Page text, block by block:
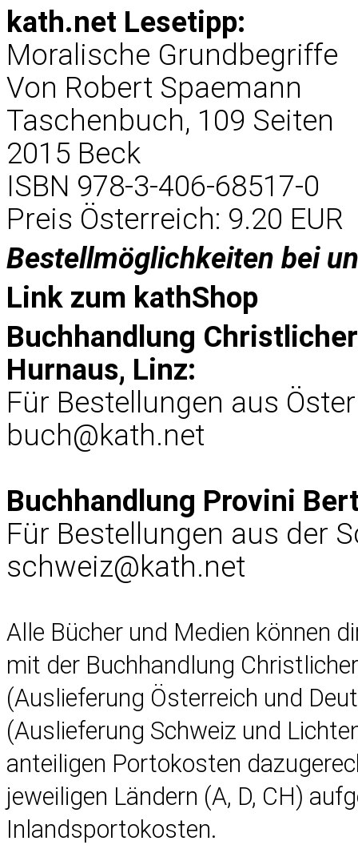
kath.net Lesetipp:
Moralische Grundbegriffe
Von Robert Spaemann
Taschenbuch, 109 Seiten
2015 Beck
ISBN 978-3-406-68517-0
Preis Österreich: 9.20 EUR
Bestellmöglichkeiten bei
Link zum kathShop
Buchhandlung
Hurnaus, Linz:
Für Bestellungen aus
buch@kath.net
Buchhandlung Provini
Für Bestellungen aus der
schweiz@kath.net
Alle Bücher und Medien können
mit der Buchhandlung
(Auslieferung Österreich und
(Auslieferung Schweiz und
anteiligen Portokosten
jeweiligen Ländern (A, D, CH)
Inlandsportokosten.